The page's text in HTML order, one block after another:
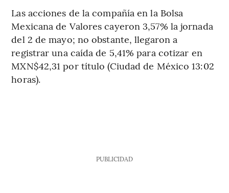
Las acciones de la compañía en la Bolsa
Mexicana de Valores cayeron 3,57% la jornada
del 2 de mayo; no obstante, llegaron a
registrar una caída de 5,41% para cotizar en
MXN$42,31 por título (Ciudad de México 13:02
horas).
PUBLICIDAD